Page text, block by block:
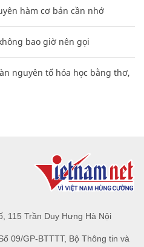
hàm cơ bản cần nhớ
bao giờ nên gọi
nguyên tố hóa học bằng thơ,
115 Trần Duy Hưng Hà Nội
09/GP-BTTTT, Bộ Thông tin và